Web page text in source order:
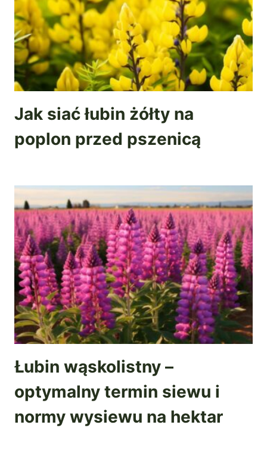
Jak siać łubin żółty na
poplon przed pszenicą
Łubin wąskolistny –
optymalny termin siewu i
normy wysiewu na hektar